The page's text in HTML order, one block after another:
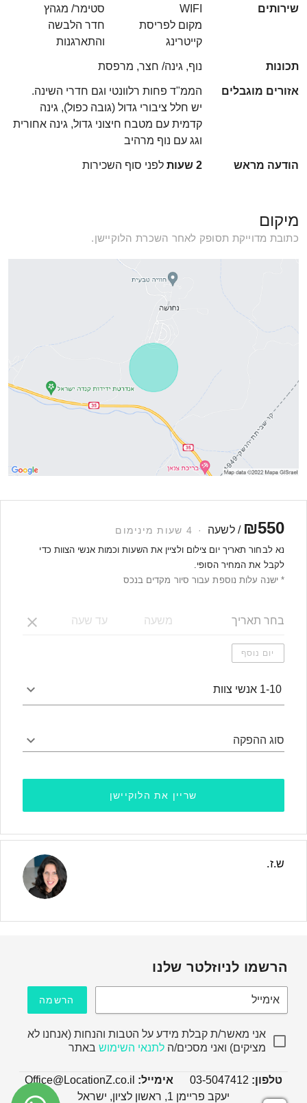
שירותים WIFI
סטימר/ מגהץ
מקום לפריסת
קייטרינג
חדר הלבשה
והתארגנות
תכונות נוף, גינה/ חצר, מרפסת
אזורים מוגבלים
הממ"ד פחות רלוונטי וגם חדרי השינה.
יש חלל ציבורי גדול (גובה כפול), גינה
קדמית עם מטבח חיצוני גדול, גינה אחורית
וגג עם נוף מרהיב
הודעה מראש 2 שעות לפני סוף השכירות
מיקום
כתובת מדוייקת תסופק לאחר השכרת הלוקיישן.
₪550 / לשעה · 4 שעות מינימום
נא לבחור תאריך יום צילום ולציין את השעות וכמות אנשי הצוות כדי
לקבל את המחיר הסופי.
* ישנה עלות נוספת עבור סיור מקדים בנכס
יום נוסף
1-10 אנשי צוות
סוג ההפקה
שריין את הלוקיישן
ש.ז.
הרשמו לניוזלטר שלנו
אימייל הרשמה
אני מאשר/ת קבלת מידע על הטבות והנחות (אנחנו לא
מציקים) ואני מסכים/ה לתנאי השימוש באתר
טלפון: 03-5047412 אימייל: Office@LocationZ.co.il
יעקב פריימן 1, ראשון לציון, ישראל